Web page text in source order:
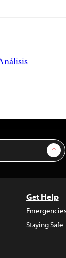
Sign
Get Help
Emergencies
Staying Safe